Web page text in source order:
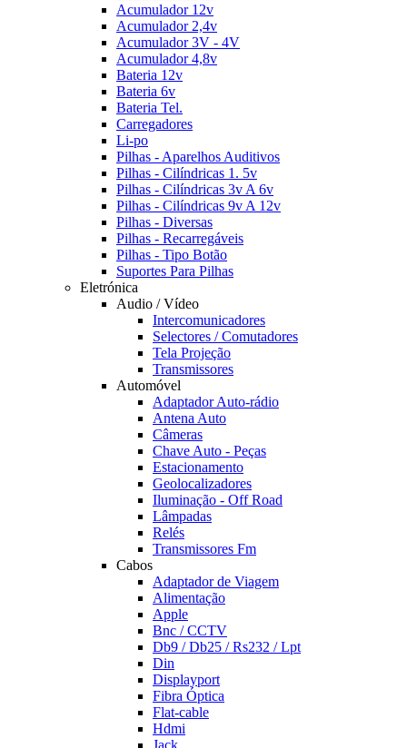
Acumulador 12v
Acumulador 2,4v
Acumulador 3V - 4V
Acumulador 4,8v
Bateria 12v
Bateria 6v
Bateria Tel.
Carregadores
Li-po
Pilhas - Aparelhos Auditivos
Pilhas - Cilíndricas 1. 5v
Pilhas - Cilíndricas 3v A 6v
Pilhas - Cilíndricas 9v A 12v
Pilhas - Diversas
Pilhas - Recarregáveis
Pilhas - Tipo Botão
Suportes Para Pilhas
Eletrónica
Audio / Vídeo
Intercomunicadores
Selectores / Comutadores
Tela Projeção
Transmissores
Automóvel
Adaptador Auto-rádio
Antena Auto
Câmeras
Chave Auto - Peças
Estacionamento
Geolocalizadores
Iluminação - Off Road
Lâmpadas
Relés
Transmissores Fm
Cabos
Adaptador de Viagem
Alimentação
Apple
Bnc / CCTV
Db9 / Db25 / Rs232 / Lpt
Din
Displayport
Fibra Óptica
Flat-cable
Hdmi
Jack